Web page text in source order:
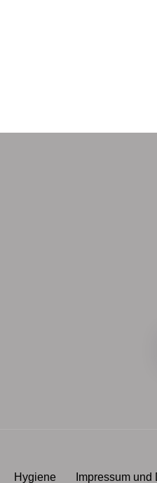
Hygiene Impressum und